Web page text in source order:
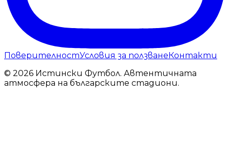
ПоверителностУсловия за ползванеКонтакти
© 2026 Истински Футбол. Автентичната
атмосфера на българските стадиони.